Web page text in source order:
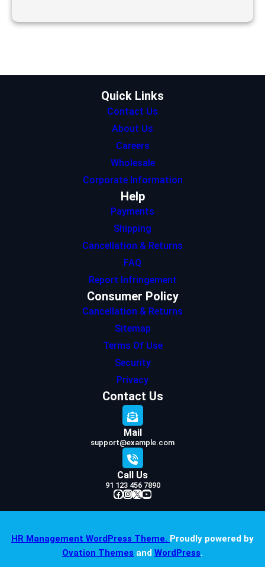
t t
a
k
n
t
p
e
k
Quick Links
Contact Us
About Us
Careers
Wholesale
Corporate Information
Help
Payments
Shipping
Cancellation & Returns
FAQ
Report Infringement
Consumer Policy
Cancellation & Returns
Sitemap
Terms Of Use
Security
Privacy
Contact Us
Mail
support@example.com
Call Us
91 123 456 7890
Facebook InstagramX YouTube
HR Management WordPress Theme. Proudly powered by
Ovation Themes and WordPress.